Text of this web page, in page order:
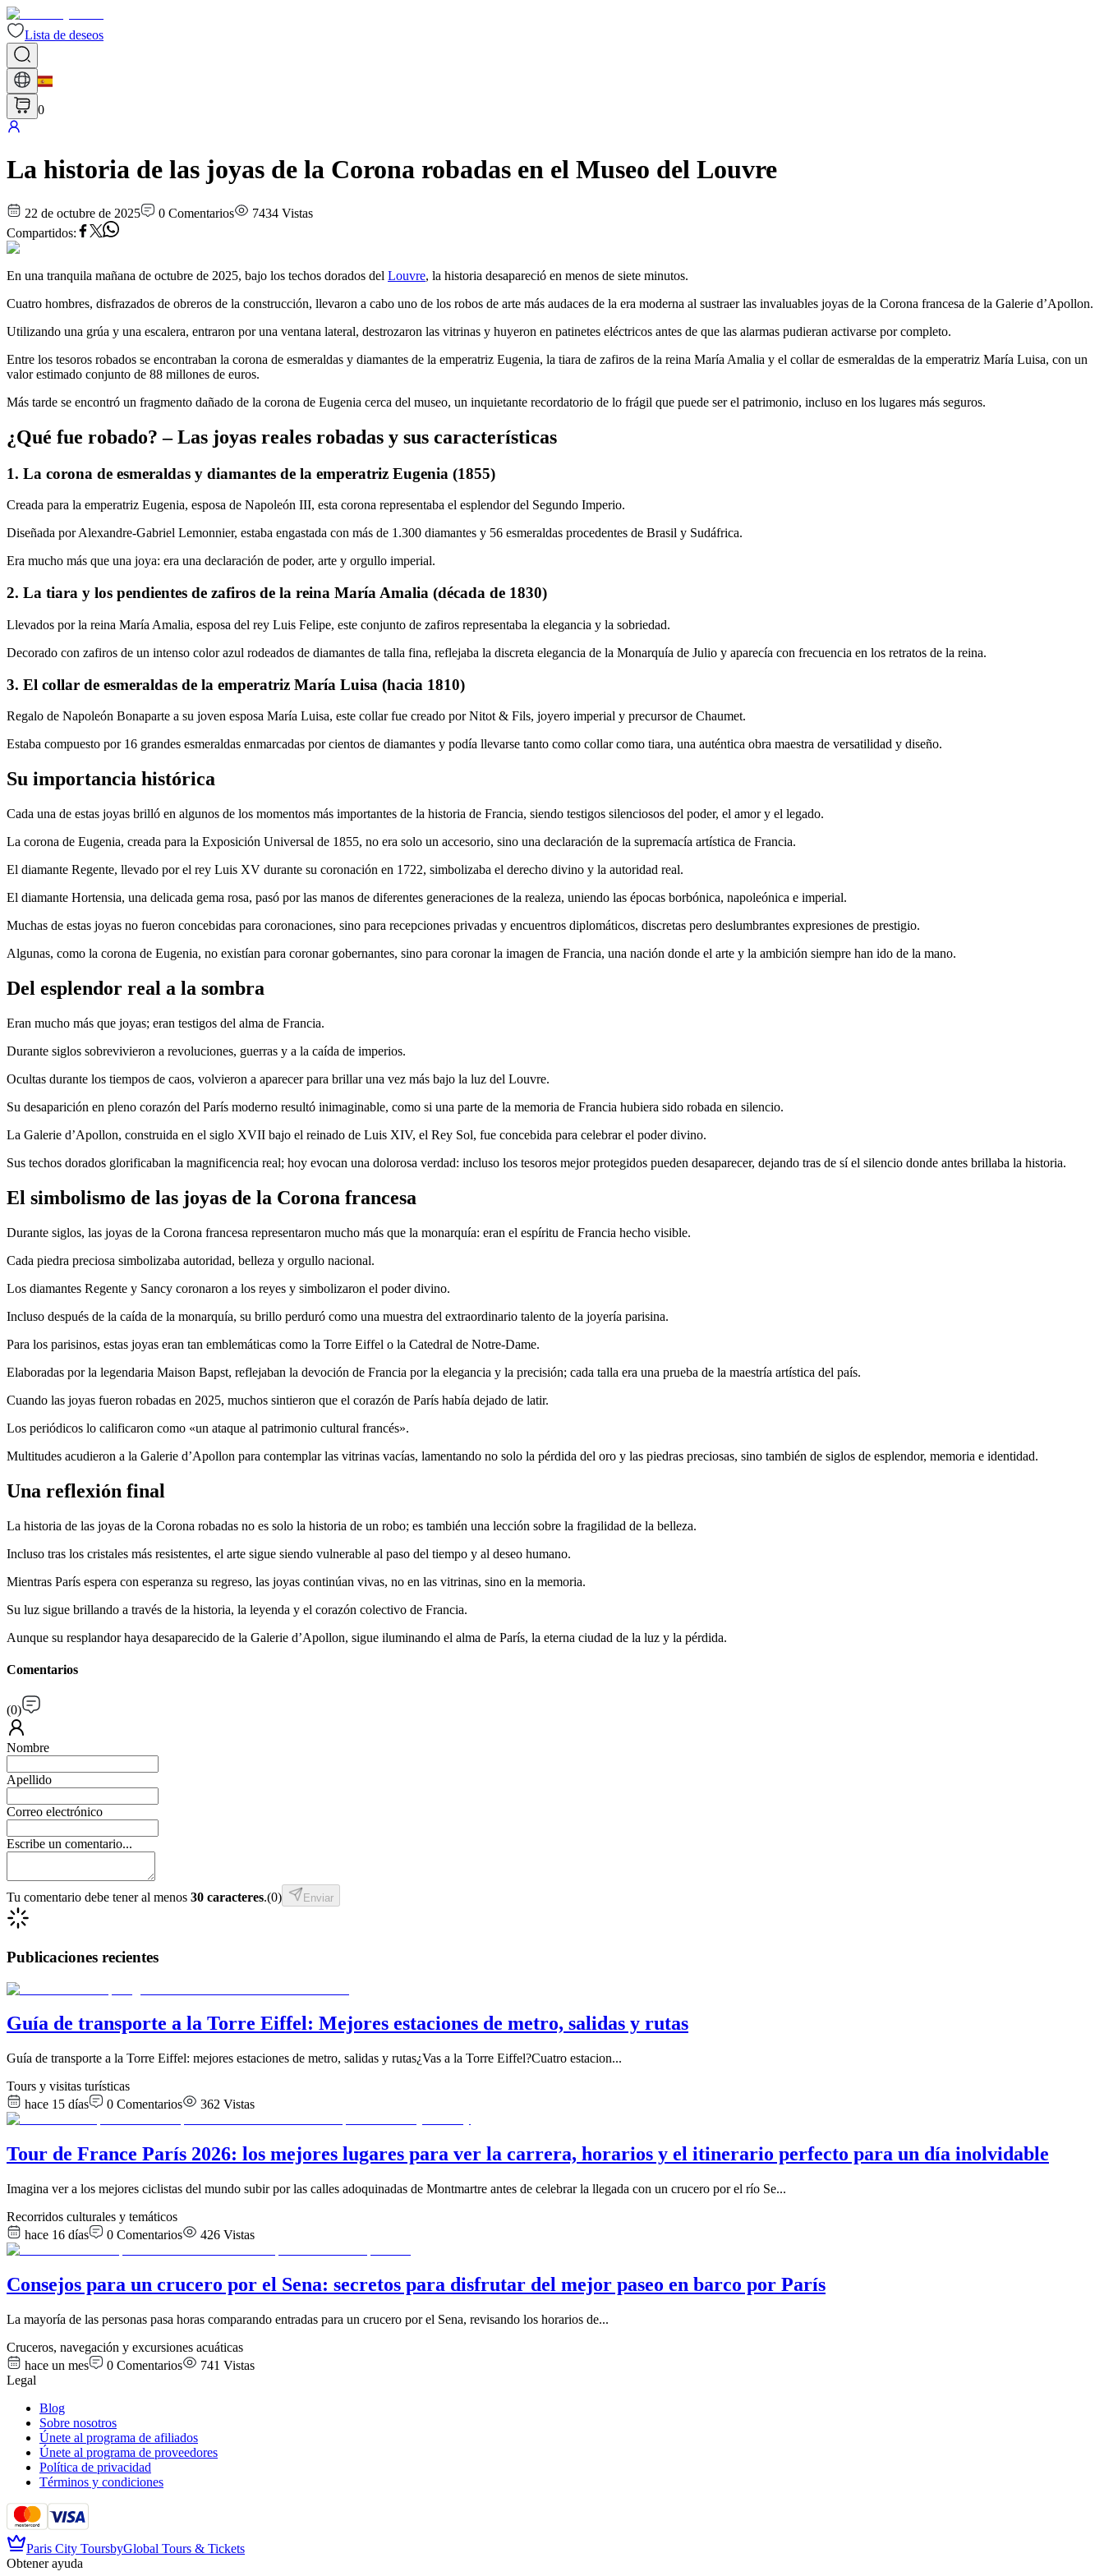
Lista de deseos
0
La historia de las joyas de la Corona robadas en el Museo del Louvre
22 de octubre de 2025 0 Comentarios 7434 Vistas
Compartidos:
En una tranquila mañana de octubre de 2025, bajo los techos dorados del Louvre, la historia desapareció en menos de siete minutos.
Cuatro hombres, disfrazados de obreros de la construcción, llevaron a cabo uno de los robos de arte más audaces de la era moderna al sustraer las invaluables joyas de la Corona francesa de la Galerie d’Apollon.
Utilizando una grúa y una escalera, entraron por una ventana lateral, destrozaron las vitrinas y huyeron en patinetes eléctricos antes de que las alarmas pudieran activarse por completo.
Entre los tesoros robados se encontraban la corona de esmeraldas y diamantes de la emperatriz Eugenia, la tiara de zafiros de la reina María Amalia y el collar de esmeraldas de la emperatriz María Luisa, con un
valor estimado conjunto de 88 millones de euros.
Más tarde se encontró un fragmento dañado de la corona de Eugenia cerca del museo, un inquietante recordatorio de lo frágil que puede ser el patrimonio, incluso en los lugares más seguros.
¿Qué fue robado? – Las joyas reales robadas y sus características
1. La corona de esmeraldas y diamantes de la emperatriz Eugenia (1855)
Creada para la emperatriz Eugenia, esposa de Napoleón III, esta corona representaba el esplendor del Segundo Imperio.
Diseñada por Alexandre-Gabriel Lemonnier, estaba engastada con más de 1.300 diamantes y 56 esmeraldas procedentes de Brasil y Sudáfrica.
Era mucho más que una joya: era una declaración de poder, arte y orgullo imperial.
2. La tiara y los pendientes de zafiros de la reina María Amalia (década de 1830)
Llevados por la reina María Amalia, esposa del rey Luis Felipe, este conjunto de zafiros representaba la elegancia y la sobriedad.
Decorado con zafiros de un intenso color azul rodeados de diamantes de talla fina, reflejaba la discreta elegancia de la Monarquía de Julio y aparecía con frecuencia en los retratos de la reina.
3. El collar de esmeraldas de la emperatriz María Luisa (hacia 1810)
Regalo de Napoleón Bonaparte a su joven esposa María Luisa, este collar fue creado por Nitot & Fils, joyero imperial y precursor de Chaumet.
Estaba compuesto por 16 grandes esmeraldas enmarcadas por cientos de diamantes y podía llevarse tanto como collar como tiara, una auténtica obra maestra de versatilidad y diseño.
Su importancia histórica
Cada una de estas joyas brilló en algunos de los momentos más importantes de la historia de Francia, siendo testigos silenciosos del poder, el amor y el legado.
La corona de Eugenia, creada para la Exposición Universal de 1855, no era solo un accesorio, sino una declaración de la supremacía artística de Francia.
El diamante Regente, llevado por el rey Luis XV durante su coronación en 1722, simbolizaba el derecho divino y la autoridad real.
El diamante Hortensia, una delicada gema rosa, pasó por las manos de diferentes generaciones de la realeza, uniendo las épocas borbónica, napoleónica e imperial.
Muchas de estas joyas no fueron concebidas para coronaciones, sino para recepciones privadas y encuentros diplomáticos, discretas pero deslumbrantes expresiones de prestigio.
Algunas, como la corona de Eugenia, no existían para coronar gobernantes, sino para coronar la imagen de Francia, una nación donde el arte y la ambición siempre han ido de la mano.
Del esplendor real a la sombra
Eran mucho más que joyas; eran testigos del alma de Francia.
Durante siglos sobrevivieron a revoluciones, guerras y a la caída de imperios.
Ocultas durante los tiempos de caos, volvieron a aparecer para brillar una vez más bajo la luz del Louvre.
Su desaparición en pleno corazón del París moderno resultó inimaginable, como si una parte de la memoria de Francia hubiera sido robada en silencio.
La Galerie d’Apollon, construida en el siglo XVII bajo el reinado de Luis XIV, el Rey Sol, fue concebida para celebrar el poder divino.
Sus techos dorados glorificaban la magnificencia real; hoy evocan una dolorosa verdad: incluso los tesoros mejor protegidos pueden desaparecer, dejando tras de sí el silencio donde antes brillaba la historia.
El simbolismo de las joyas de la Corona francesa
Durante siglos, las joyas de la Corona francesa representaron mucho más que la monarquía: eran el espíritu de Francia hecho visible.
Cada piedra preciosa simbolizaba autoridad, belleza y orgullo nacional.
Los diamantes Regente y Sancy coronaron a los reyes y simbolizaron el poder divino.
Incluso después de la caída de la monarquía, su brillo perduró como una muestra del extraordinario talento de la joyería parisina.
Para los parisinos, estas joyas eran tan emblemáticas como la Torre Eiffel o la Catedral de Notre-Dame.
Elaboradas por la legendaria Maison Bapst, reflejaban la devoción de Francia por la elegancia y la precisión; cada talla era una prueba de la maestría artística del país.
Cuando las joyas fueron robadas en 2025, muchos sintieron que el corazón de París había dejado de latir.
Los periódicos lo calificaron como «un ataque al patrimonio cultural francés».
Multitudes acudieron a la Galerie d’Apollon para contemplar las vitrinas vacías, lamentando no solo la pérdida del oro y las piedras preciosas, sino también de siglos de esplendor, memoria e identidad.
Una reflexión final
La historia de las joyas de la Corona robadas no es solo la historia de un robo; es también una lección sobre la fragilidad de la belleza.
Incluso tras los cristales más resistentes, el arte sigue siendo vulnerable al paso del tiempo y al deseo humano.
Mientras París espera con esperanza su regreso, las joyas continúan vivas, no en las vitrinas, sino en la memoria.
Su luz sigue brillando a través de la historia, la leyenda y el corazón colectivo de Francia.
Aunque su resplandor haya desaparecido de la Galerie d’Apollon, sigue iluminando el alma de París, la eterna ciudad de la luz y la pérdida.
Comentarios
(0)
Nombre
Apellido
Correo electrónico
Escribe un comentario...
Tu comentario debe tener al menos 30 caracteres.(0) Enviar
Publicaciones recientes
Guía de transporte a la Torre Eiffel: Mejores estaciones de metro, salidas y rutas
Guía de transporte a la Torre Eiffel: mejores estaciones de metro, salidas y rutas¿Vas a la Torre Eiffel?Cuatro estacion...
Tours y visitas turísticas
hace 15 días
0 Comentarios 362 Vistas
Tour de France París 2026: los mejores lugares para ver la carrera, horarios y el itinerario perfecto para un día inolvidable
Imagina ver a los mejores ciclistas del mundo subir por las calles adoquinadas de Montmartre antes de celebrar la llegada con un crucero por el río Se...
Recorridos culturales y temáticos
hace 16 días
0 Comentarios 426 Vistas
Consejos para un crucero por el Sena: secretos para disfrutar del mejor paseo en barco por París
La mayoría de las personas pasa horas comparando entradas para un crucero por el Sena, revisando los horarios de...
Cruceros, navegación y excursiones acuáticas
hace un mes
0 Comentarios 741 Vistas
Legal
Blog
Sobre nosotros
Únete al programa de afiliados
Únete al programa de proveedores
Política de privacidad
Términos y condiciones
Paris City ToursbyGlobal Tours & Tickets
Obtener ayuda